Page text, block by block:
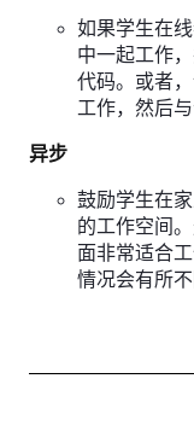
如果学生在
中一起工作
代码。或者
工作，然后
异步
鼓励学生在
的工作空间
面非常适合
情况会有所不